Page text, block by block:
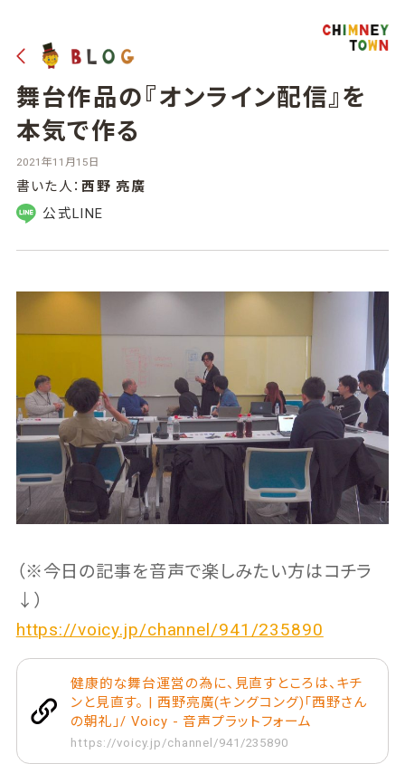
舞台作品の『オンライン配信』を
本気で作る
2021年11月15日
書いた人： 西野 亮廣
公式LINE
（※今日の記事を音声で楽しみたい方はコチラ
↓）
https://voicy.jp/channel/941/235890
健康的な舞台運営の為に、見直すところは、キチ
ンと見直す。 | 西野亮廣(キングコング)「西野さん
の朝礼」/ Voicy - 音声プラットフォーム
https://voicy.jp/channel/941/235890